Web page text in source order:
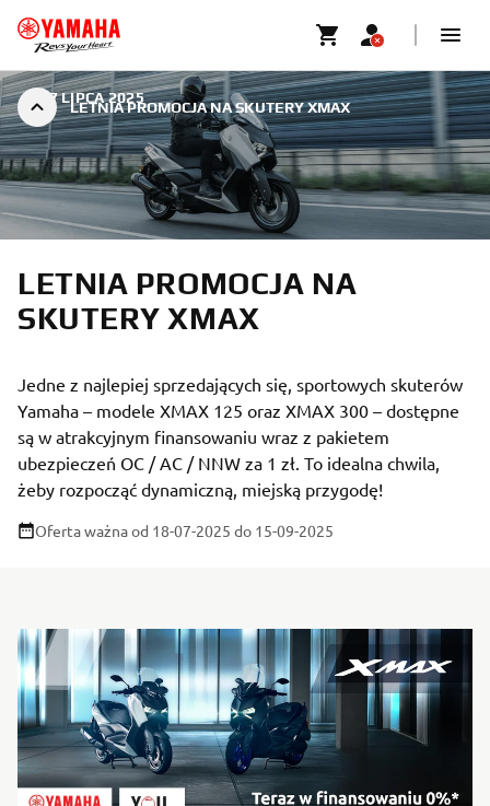
LETNIA PROMOCJA NA SKUTERY XMAX
17 LIPCA 2025
LETNIA PROMOCJA NA
SKUTERY XMAX
Jedne z najlepiej sprzedających się, sportowych skuterów
Yamaha – modele XMAX 125 oraz XMAX 300 – dostępne
są w atrakcyjnym finansowaniu wraz z pakietem
ubezpieczeń OC / AC / NNW za 1 zł. To idealna chwila,
żeby rozpocząć dynamiczną, miejską przygodę!
Oferta ważna od 18-07-2025 do 15-09-2025